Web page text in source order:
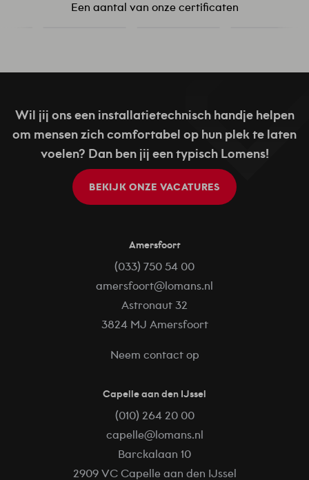
Een aantal van onze certificaten
Wil jij ons een installatietechnisch handje helpen
om mensen zich comfortabel op hun plek te laten
voelen? Dan ben jij een typisch Lomens!
BEKIJK ONZE VACATURES
Amersfoort
(033) 750 54 00
amersfoort@lomans.nl
Astronaut 32
3824 MJ Amersfoort
Neem contact op
Capelle aan den IJssel
(010) 264 20 00
capelle@lomans.nl
Barckalaan 10
2909 VC Capelle aan den IJssel